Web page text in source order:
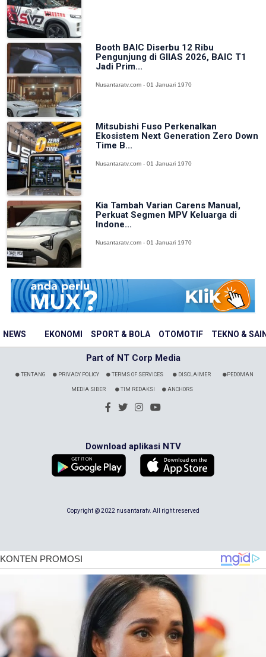
NEWS EKONOMI SPORT & BOLA OTOMOTIF TEKNO &
Booth BAIC Diserbu 12 Ribu
Pengunjung di GIIAS 2026, BAIC T1
Jadi Prim...
Nusantaratv.com - 01 Januari 1970
Mitsubishi Fuso Perkenalkan
Ekosistem Next Generation Zero Down
Time B...
Nusantaratv.com - 01 Januari 1970
Kia Tambah Varian Carens Manual,
Perkuat Segmen MPV Keluarga di
Indone...
Nusantaratv.com - 01 Januari 1970
Part of NT Corp Media
TENTANG PRIVACY POLICY TERMS OF SERVICES DISCLAIMER PEDOMAN
MEDIA SIBER TIM REDAKSI ANCHORS
Download aplikasi NTV
Copyright @ 2022 nusantaratv. All right reserved